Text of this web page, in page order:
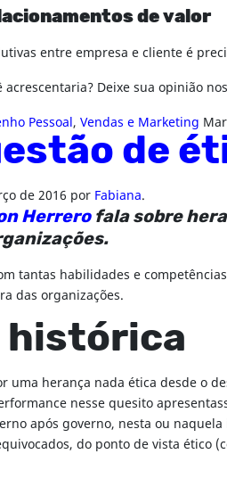
de valor
entre empresa e cliente é
Deixe sua opinião
Pessoal, Vendas e Marketing
de
de 2016 por Fabiana.
Herrerofala sobre
tantas habilidades e
das organizações.
histórica
uma herança nada ética desde o
nesse quesito
após governo, nesta ou
do ponto de vista ético